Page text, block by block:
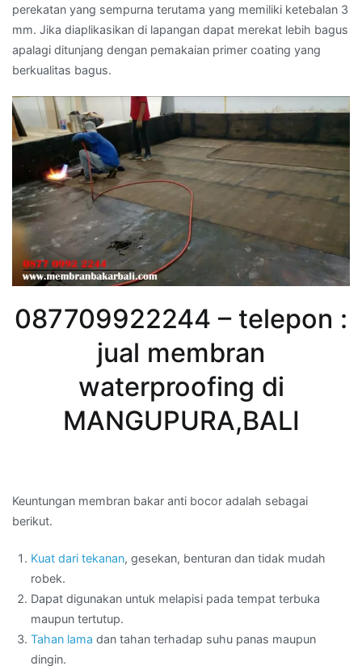
perekatan yang sempurna terutama yang memiliki ketebalan 3
mm. Jika diaplikasikan di lapangan dapat merekat lebih bagus
apalagi ditunjang dengan pemakaian primer coating yang
berkualitas bagus.
087709922244 – telepon :
jual membran
waterproofing di
MANGUPURA,BALI
Keuntungan membran bakar anti bocor adalah sebagai
berikut.
Kuat dari tekanan, gesekan, benturan dan tidak mudah
robek.
Dapat digunakan untuk melapisi pada tempat terbuka
maupun tertutup.
Tahan lama dan tahan terhadap suhu panas maupun
dingin.